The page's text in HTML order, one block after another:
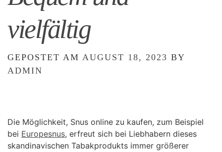
vielfältig
GEPOSTET AM AUGUST 18, 2023 BY
ADMIN
Die Möglichkeit, Snus online zu kaufen, zum Beispiel
bei Europesnus, erfreut sich bei Liebhabern dieses
skandinavischen Tabakprodukts immer größerer